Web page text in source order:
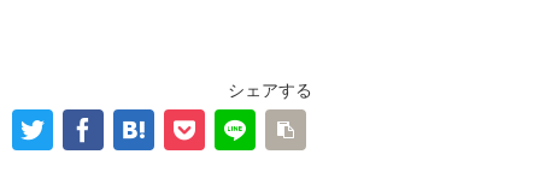
シェアする